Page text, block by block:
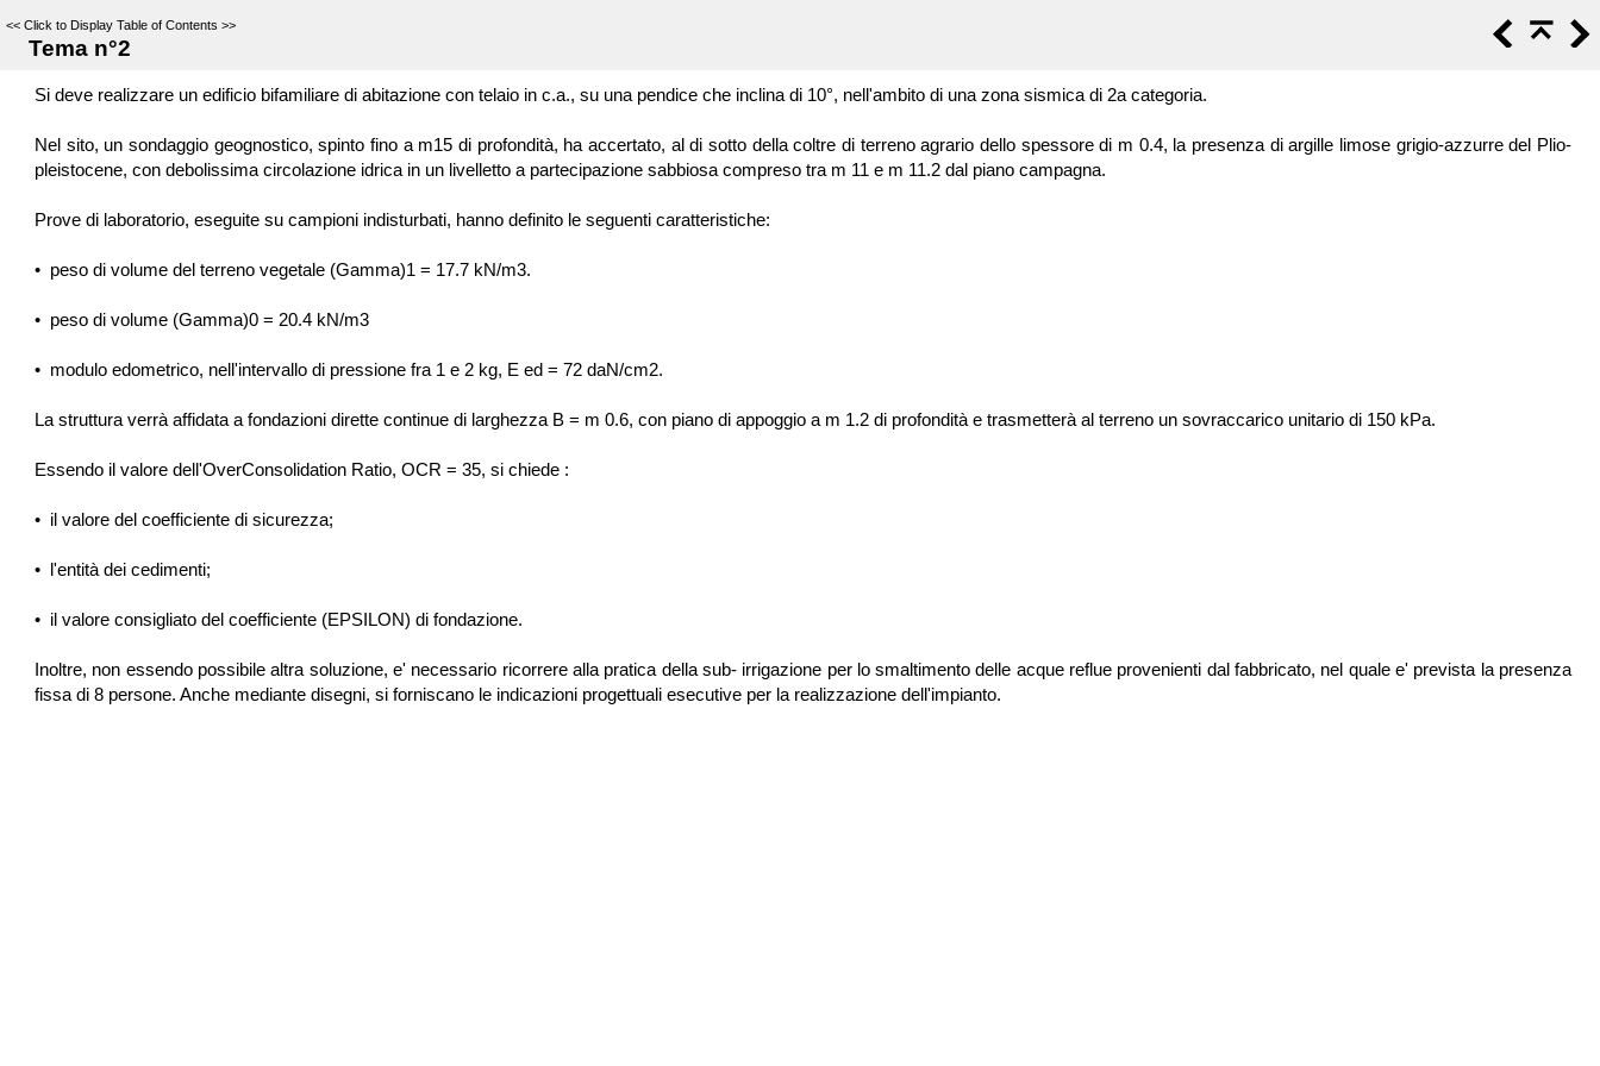
<< Click to Display Table of Contents >>
Tema n°2
Si deve realizzare un edificio bifamiliare di abitazione con telaio in c.a., su una pendice che inclina di 10°, nell'ambito di una zona sismica di 2a categoria.
Nel sito, un sondaggio geognostico, spinto fino a m15 di profondità, ha accertato, al di sotto della coltre di terreno agrario dello spessore di m 0.4, la presenza di argille limose grigio-azzurre del Plio-
pleistocene, con debolissima circolazione idrica in un livelletto a partecipazione sabbiosa compreso tra m 11 e m 11.2 dal piano campagna.
Prove di laboratorio, eseguite su campioni indisturbati, hanno definito le seguenti caratteristiche:
• peso di volume del terreno vegetale (Gamma)1 = 17.7 kN/m3.
• peso di volume (Gamma)0 = 20.4 kN/m3
• modulo edometrico, nell'intervallo di pressione fra 1 e 2 kg, E ed = 72 daN/cm2.
La struttura verrà affidata a fondazioni dirette continue di larghezza B = m 0.6, con piano di appoggio a m 1.2 di profondità e trasmetterà al terreno un sovraccarico unitario di 150 kPa.
Essendo il valore dell'OverConsolidation Ratio, OCR = 35, si chiede :
• il valore del coefficiente di sicurezza;
• l'entità dei cedimenti;
• il valore consigliato del coefficiente (EPSILON) di fondazione.
Inoltre, non essendo possibile altra soluzione, e' necessario ricorrere alla pratica della sub- irrigazione per lo smaltimento delle acque reflue provenienti dal fabbricato, nel quale e' prevista la presenza
fissa di 8 persone. Anche mediante disegni, si forniscano le indicazioni progettuali esecutive per la realizzazione dell'impianto.